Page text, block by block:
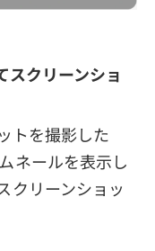
スクリーンショ
トを撮影した
ネールを表示し
クリーンショッ